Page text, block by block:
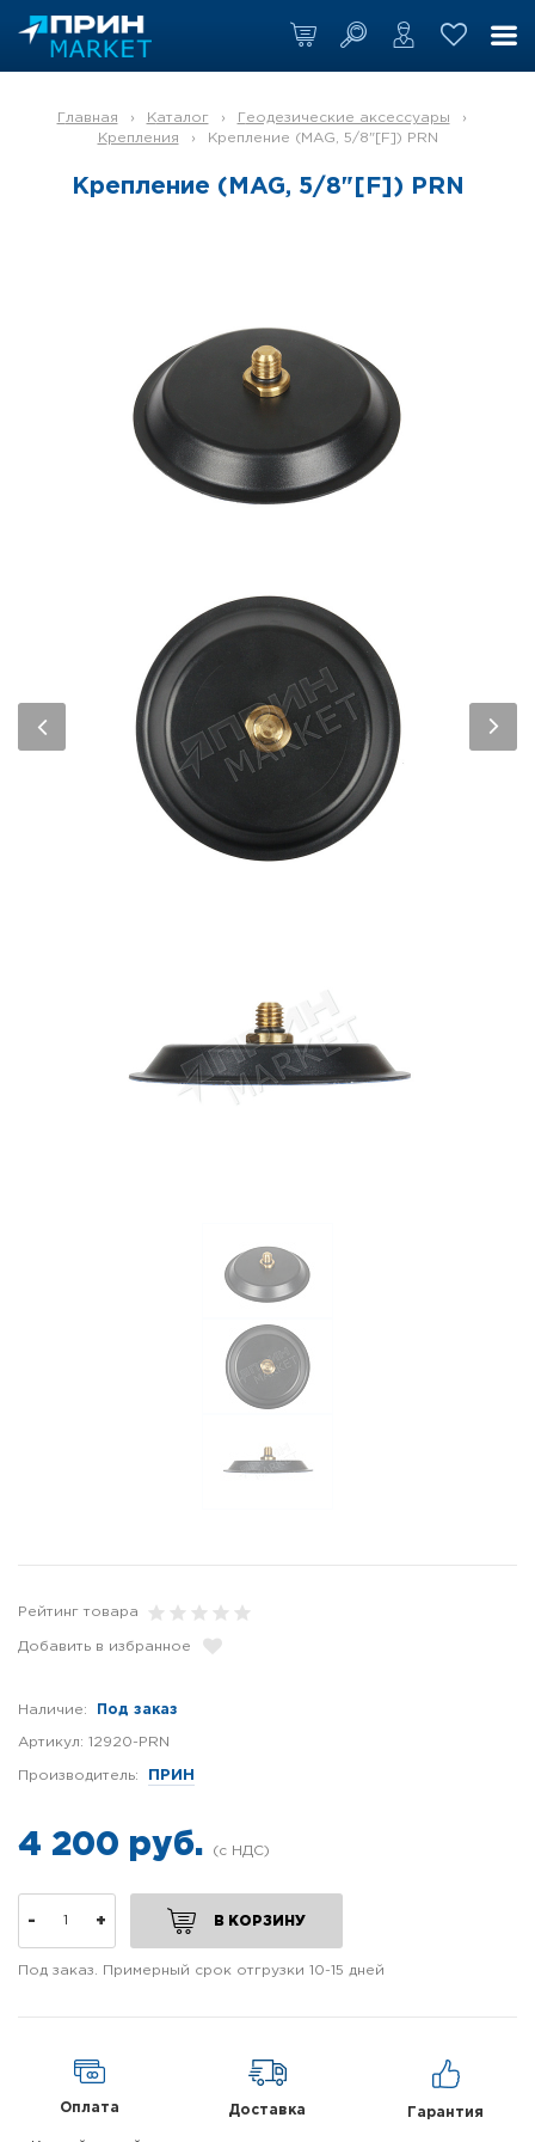
Главная › Каталог › Геодезические аксессуары
›
Крепления
› Крепление (MAG, 5/8"[F]) PRN
Крепление (MAG, 5/8"[F]) PRN
Рейтинг товара
Добавить в избранное
Наличие: Под заказ
Артикул: 12920-PRN
Производитель: ПРИН
4 200 руб.
- + В КОРЗИНУ
Под заказ. Примерный срок отгрузки 10-15 дней
Оплата Доставка Гарантия